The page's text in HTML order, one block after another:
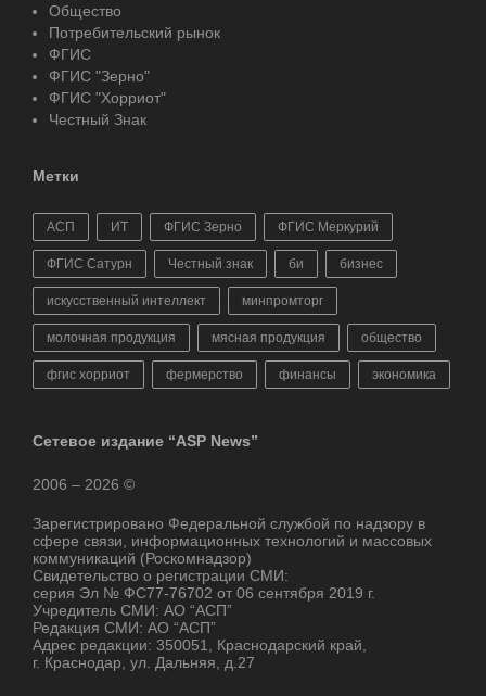
Общество
Потребительский рынок
ФГИС
ФГИС "Зерно"
ФГИС "Хорриот"
Честный Знак
Метки
АСП ИТ ФГИС Зерно ФГИС Меркурий
ФГИС Сатурн Честный знак би бизнес
искусственный интеллект минпромторг
молочная продукция мясная продукция общество
фгис хорриот фермерство финансы экономика
Сетевое издание “ASP News”
2006 – 2026 ©
Зарегистрировано Федеральной службой по надзору в
сфере связи, информационных технологий и массовых
коммуникаций (Роскомнадзор)
Свидетельство о регистрации СМИ:
серия Эл № ФС77-76702 от 06 сентября 2019 г.
Учредитель СМИ: АО “АСП”
Редакция СМИ: АО “АСП”
Адрес редакции: 350051, Краснодарский край,
г. Краснодар, ул. Дальняя, д.27